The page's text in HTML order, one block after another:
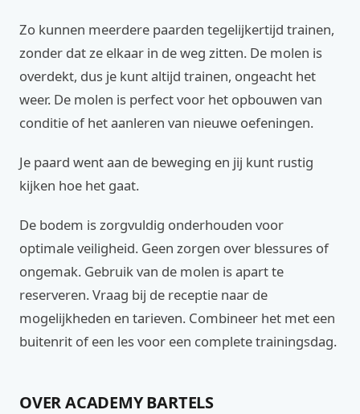
Zo kunnen meerdere paarden tegelijkertijd trainen,
zonder dat ze elkaar in de weg zitten. De molen is
overdekt, dus je kunt altijd trainen, ongeacht het
weer. De molen is perfect voor het opbouwen van
conditie of het aanleren van nieuwe oefeningen.
Je paard went aan de beweging en jij kunt rustig
kijken hoe het gaat.
De bodem is zorgvuldig onderhouden voor
optimale veiligheid. Geen zorgen over blessures of
ongemak. Gebruik van de molen is apart te
reserveren. Vraag bij de receptie naar de
mogelijkheden en tarieven. Combineer het met een
buitenrit of een les voor een complete trainingsdag.
OVER ACADEMY BARTELS